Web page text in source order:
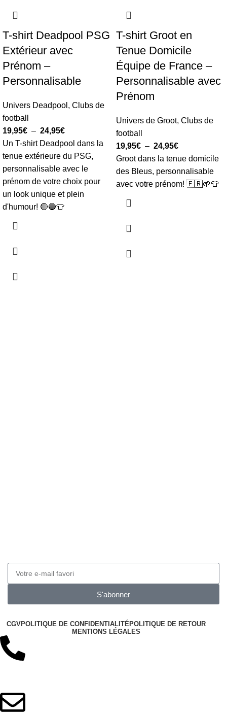
T-shirt Deadpool PSG
Extérieur avec
Prénom –
Personnalisable
Univers Deadpool , Clubs de
football
19,95€ – 24,95€
Un T-shirt Deadpool dans la
tenue extérieure du PSG,
personnalisable avec le
prénom de votre choix pour
un look unique et plein
d'humour! 🔴🔵👕
T-shirt Groot en
Tenue Domicile
Équipe de France –
Personnalisable avec
Prénom
Univers de Groot, Clubs de
football
19,95€ – 24,95€
Groot dans la tenue domicile
des Bleus, personnalisable
avec votre prénom! 🇫🇷🌱👕
S'abonner
CGVPOLITIQUE DE CONFIDENTIALITÉPOLITIQUE DE RETOUR
MENTIONS LÉGALES